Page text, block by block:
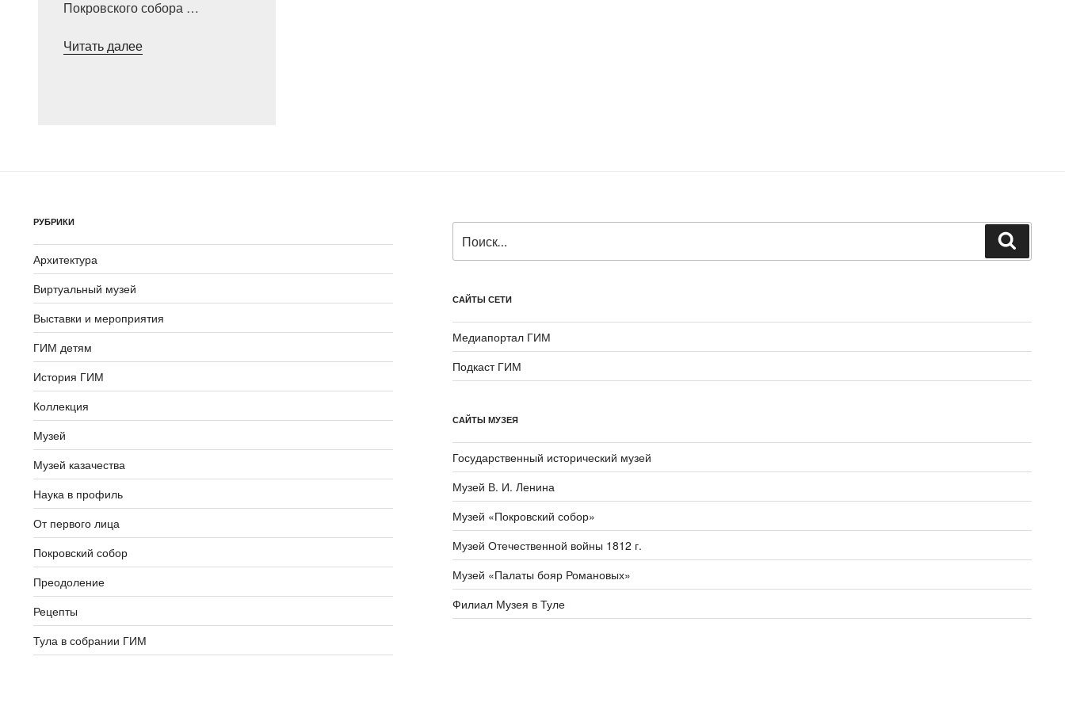
Покровского собора …
Читать далее«Храмы
РУБРИКИ
Архитектура
Виртуальный музей
Выставки и мероприятия
ГИМ детям
История ГИМ
Коллекция
Музей
Музей казачества
Наука в профиль
От первого лица
Покровский собор
Преодоление
Рецепты
Тула в собрании ГИМ
САЙТЫ СЕТИ
Медиапортал ГИМ
Подкаст ГИМ
САЙТЫ МУЗЕЯ
Государственный исторический музей
Музей В. И. Ленина
Музей «Покровский собор»
Музей Отечественной войны 1812 г.
Музей «Палаты бояр Романовых»
Филиал Музея в Туле